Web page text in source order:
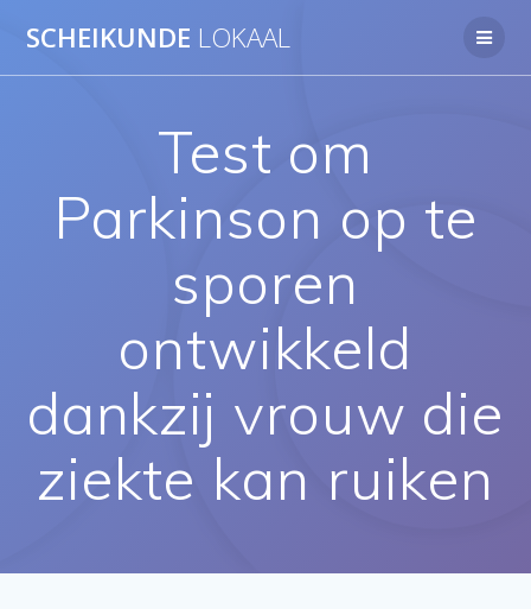
naar
SCHEIKUNDE LOKAAL
Test om
Parkinson op te
sporen
ontwikkeld
dankzij vrouw die
ziekte kan ruiken